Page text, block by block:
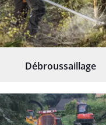
Débroussaillage